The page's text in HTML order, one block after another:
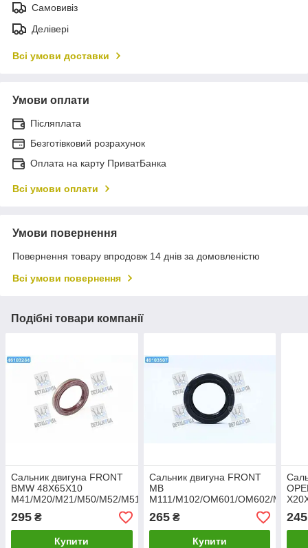
Самовивіз
Делівері
Всі умови доставки
Умови оплати
Післяплата
Безготівковий розрахунок
Оплата на карту ПриватБанка
Всі умови оплати
Умови повернення
Повернення товару впродовж 14 днів за домовленістю
Всі умови повернення
Подібні товари компанії
Сальник двигуна FRONT
BMW 48X65X10
M41/M20/M21/M50/M52/M51
(вир-во Elring) 586.676
UA1
295 ₴
Купити
Сальник двигуна FRONT
MB
M111/M102/OM601/OM602/M104
45X67X8 Гума (вир-во
Elring) 914.924 UA1
265₴
Купити
245